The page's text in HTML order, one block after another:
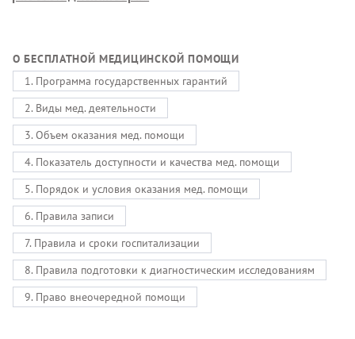
О БЕСПЛАТНОЙ МЕДИЦИНСКОЙ ПОМОЩИ
1. Программа государственных гарантий
2. Виды мед. деятельности
3. Объем оказания мед. помощи
4. Показатель доступности и качества мед. помощи
5. Порядок и условия оказания мед. помощи
6. Правила записи
7. Правила и сроки госпитализации
8. Правила подготовки к диагностическим исследованиям
9. Право внеочередной помощи